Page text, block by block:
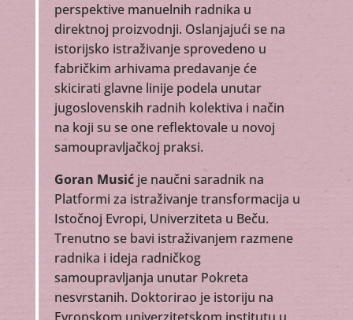
perspektive manuelnih radnika u
direktnoj proizvodnji. Oslanjajući se na
istorijsko istraživanje sprovedeno u
fabričkim arhivama predavanje će
skicirati glavne linije podela unutar
jugoslovenskih radnih kolektiva i način
na koji su se one reflektovale u novoj
samoupravljačkoj praksi.
Goran Musić je naučni saradnik na
Platformi za istraživanje transformacija u
Istočnoj Evropi, Univerziteta u Beču.
Trenutno se bavi istraživanjem razmene
radnika i ideja radničkog
samoupravljanja unutar Pokreta
nesvrstanih. Doktorirao je istoriju na